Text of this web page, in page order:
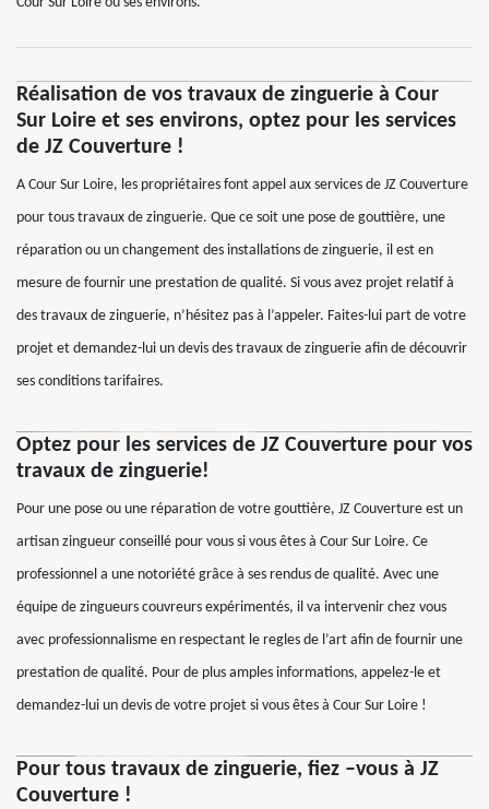
Réalisation de vos travaux de zinguerie à Cour
Sur Loire et ses environs, optez pour les services
de JZ Couverture !
A Cour Sur Loire, les propriétaires font appel aux services de JZ Couverture
pour tous travaux de zinguerie. Que ce soit une pose de gouttière, une
réparation ou un changement des installations de zinguerie, il est en
mesure de fournir une prestation de qualité. Si vous avez projet relatif à
des travaux de zinguerie, n’hésitez pas à l’appeler. Faites-lui part de votre
projet et demandez-lui un devis des travaux de zinguerie afin de découvrir
ses conditions tarifaires.
Optez pour les services de JZ Couverture pour vos
travaux de zinguerie!
Pour une pose ou une réparation de votre gouttière, JZ Couverture est un
artisan zingueur conseillé pour vous si vous êtes à Cour Sur Loire. Ce
professionnel a une notoriété grâce à ses rendus de qualité. Avec une
équipe de zingueurs couvreurs expérimentés, il va intervenir chez vous
avec professionnalisme en respectant le regles de l’art afin de fournir une
prestation de qualité. Pour de plus amples informations, appelez-le et
demandez-lui un devis de votre projet si vous êtes à Cour Sur Loire !
Pour tous travaux de zinguerie, fiez –vous à JZ
Couverture !